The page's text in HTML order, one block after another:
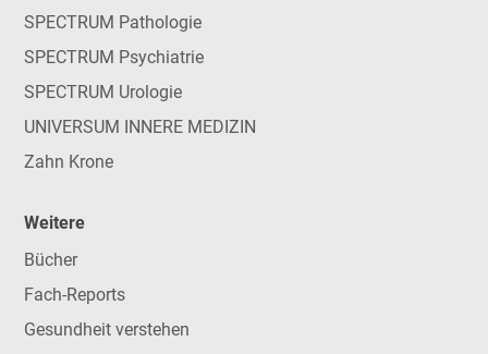
SPECTRUM Pathologie
SPECTRUM Psychiatrie
SPECTRUM Urologie
UNIVERSUM INNERE MEDIZIN
Zahn Krone
Weitere
Bücher
Fach-Reports
Gesundheit verstehen